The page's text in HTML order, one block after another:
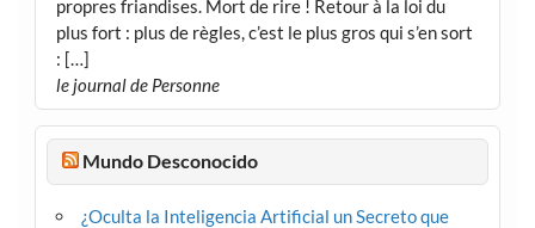
propres friandises. Mort de rire ! Retour à la loi du
plus fort : plus de règles, c’est le plus gros qui s’en sort
: […]
le journal de Personne
Mundo Desconocido
¿Oculta la Inteligencia Artificial un Secreto que